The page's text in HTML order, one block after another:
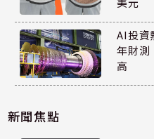
AI投
年財測
高
新聞焦點